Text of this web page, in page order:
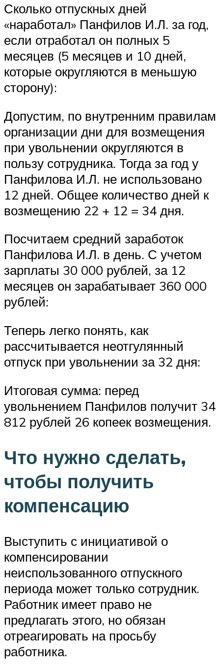
Сколько отпускных дней
«наработал» Панфилов И.Л. за год,
если отработал он полных 5
месяцев (5 месяцев и 10 дней,
которые округляются в меньшую
сторону):
Допустим, по внутренним правилам
организации дни для возмещения
при увольнении округляются в
пользу сотрудника. Тогда за год у
Панфилова И.Л. не использовано
12 дней. Общее количество дней к
возмещению 22 + 12 = 34 дня.
Посчитаем средний заработок
Панфилова И.Л. в день. С учетом
зарплаты 30 000 рублей, за 12
месяцев он зарабатывает 360 000
рублей:
Теперь легко понять, как
рассчитывается неотгулянный
отпуск при увольнении за 32 дня:
Итоговая сумма: перед
увольнением Панфилов получит 34
812 рублей 26 копеек возмещения.
Что нужно сделать,
чтобы получить
компенсацию
Выступить с инициативой о
компенсировании
неиспользованного отпускного
периода может только сотрудник.
Работник имеет право не
предлагать этого, но обязан
отреагировать на просьбу
работника.